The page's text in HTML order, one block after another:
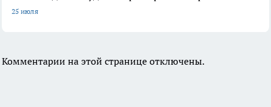
25 июля
Комментарии на этой странице отключены.